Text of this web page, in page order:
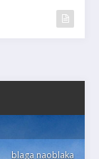
blaga naoblaka